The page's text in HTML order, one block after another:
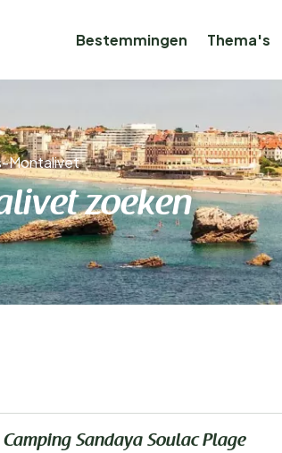
Bestemmingen Thema's
Montalivet
zoeken
Camping Sandaya Soulac Plage